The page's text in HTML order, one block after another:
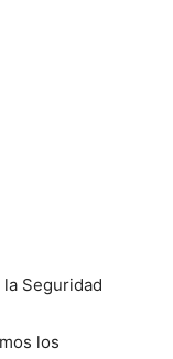
Seguridad
los